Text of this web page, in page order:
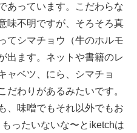
あっています。こだわらな
味不明ですが、そろそろ真
てシマチョウ（牛のホルモ
出ます。ネットや書籍のレ
ャベツ、にら、シマチョ
だわりがあるみたいです。
、味噌でもそれ以外でもお
ったいないな〜とiketchは